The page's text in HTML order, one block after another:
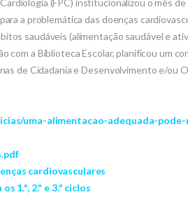
a problemática das doenças
saudáveis (alimentação saudável e
com a Biblioteca Escolar, planificou um
de Cidadania e Desenvolvimento e/ou
uma-alimentacao-adequada-
cardiovasculares
1.º, 2.º e 3.º ciclos